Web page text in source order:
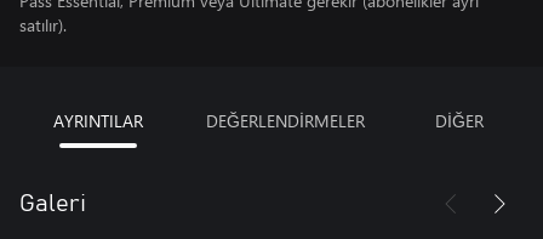
satılır).
AYRINTILAR DEĞERLENDİRMELER DİĞER
Galeri